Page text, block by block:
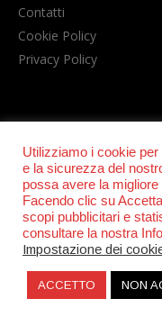
© POWER RADIO srl |
Contatti
Cookie Policy
Privacy Policy
Utilizziamo i cookie
e la sicurezza del
possa avere la
Facendo clic su
scopi pubblicitari e
consultare la nostra
Impostazione dei
ACCETTO NON